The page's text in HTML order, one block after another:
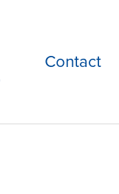
Contact